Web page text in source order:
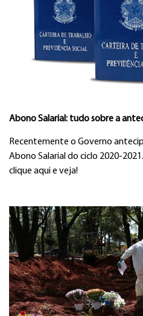
Abono Salarial: tudo sobre a
Recentemente o Governo
Abono Salarial do ciclo 2020-
clique aqui e veja!